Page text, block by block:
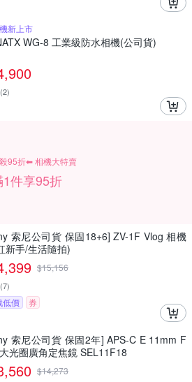
新上市
WG-8 工業級防水相機(公司貨)
(2)
95折⬅︎ 相機大特賣
1件享95折
索尼公司貨 保固18+6] ZV-1F Vlog 相機
新手/生活隨拍)
$15,156
(7)
低價 券
索尼公司貨 保固2年] APS-C E 11mm F
光圈廣角定焦鏡 SEL11F18
$14,273